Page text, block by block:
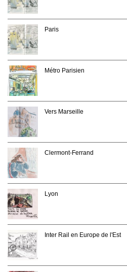
Paris
Métro Parisien
Vers Marseille
Clermont-Ferrand
Lyon
Inter Rail en Europe de l'Est